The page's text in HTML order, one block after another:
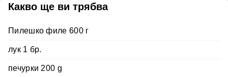
Какво ще ви трябва
Пилешко филе 600 г
лук 1 бр.
печурки 200 g